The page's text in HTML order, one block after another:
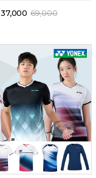
37,000 69,000